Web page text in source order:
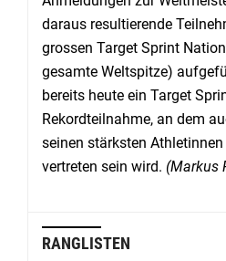
daraus resultierende
grossen Target Sprint
gesamte Weltspitze)
bereits heute ein Target
Rekordteilnahme, an dem
seinen stärksten
vertreten sein wird. (Markus
RANGLISTEN